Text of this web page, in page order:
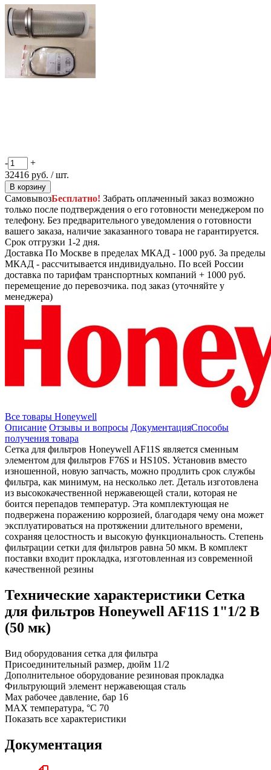
-
+
32416 руб. / шт.
В корзину
СамовывозБесплатно! Забрать оплаченный заказ возможно
только после подтверждения о его готовности менеджером по
телефону. Без предварительного уведомления о готовности
вашего заказа, наличие заказанного товара не гарантируется.
Срок отгрузки 1-2 дня.
Доставка По Москве в пределах МКАД - 1000 руб. За пределы
МКАД - рассчитывается индивидуально. По всей России
доставка по тарифам транспортных компаний + 1000 руб.
перемещение до перевозчика. под заказ (уточняйте у
менеджера)
Все товары Honeywell
Описание Отзывы и вопросы ДокументацияСпособы
получения товара
Сетка для фильтров Honeywell AF11S является сменным
элементом для фильтров F76S и HS10S. Установив вместо
изношенной, новую запчасть, можно продлить срок службы
фильтра, как минимум, на несколько лет. Деталь изготовлена
из высококачественной нержавеющей стали, которая не
боится перепадов температур. Эта комплектующая не
подвержена поражению коррозией, благодаря чему она может
эксплуатироваться на протяжении длительного времени,
сохраняя целостность и высокую функциональность. Степень
фильтрации сетки для фильтров равна 50 мкм. В комплект
поставки входит прокладка, изготовленная из современной
качественной резины
Технические характеристики Сетка
для фильтров Honeywell AF11S 1"1/2 B
(50 мк)
Вид оборудования сетка для фильтра
Присоединительный размер, дюйм 11/2
Дополнительное оборудование резиновая прокладка
Фильтрующий элемент нержавеющая сталь
Max рабочее давление, бар 16
MAX температура, °C 70
Показать все характеристики
Документация